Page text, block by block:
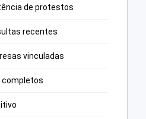
de protestos
recentes
vinculadas
completos